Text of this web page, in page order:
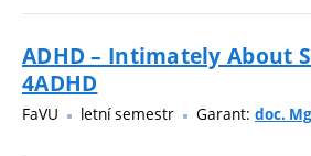
ADHD – Intimately About
4ADHD
FaVU letní semestr Garant: doc.